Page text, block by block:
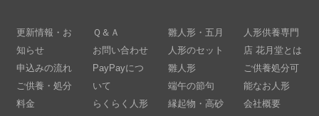
更新情報・お
知らせ
申込みの流れ
ご供養・処分
料金
Ｑ＆Ａ
お問い合わせ
PayPayにつ
いて
らくらく人形
雛人形・五月
人形のセット
雛人形
端午の節句
縁起物・高砂
人形供養専門
店 花月堂とは
ご供養処分可
能なお人形
会社概要